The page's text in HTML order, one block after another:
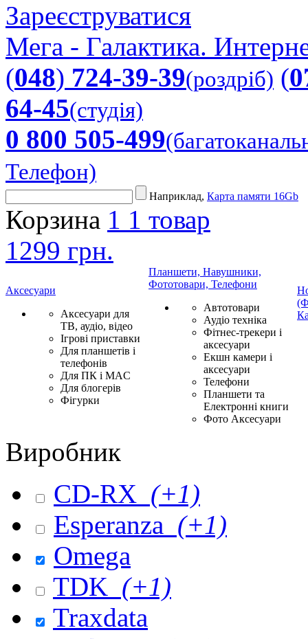
Зареєструватися
Мега - Галактика.
(048) 724-39-39(роздріб) (
64-45(студія)
0 800 505-499
Телефон)
Наприклад, Карта памяти 16Gb
Корзина 1 1 товар
1299 грн.
Аксесуари
Аксесуари для
ТВ, аудіо, відео
Ігрові приставки
Для планшетів і
телефонів
Для ПК і MAC
Для блогерів
Фігурки
Планшети, Навушники,
Фототовари, Телефони
Автотовари
Аудіо техніка
Фітнес-трекери і
аксесуари
Екшн камери і
аксесуари
Телефони
Планшети та
Електронні книги
Фото Аксесуари
Виробник
CD-RX (+1)
Esperanza (+1)
Omega
TDK (+1)
Traxdata